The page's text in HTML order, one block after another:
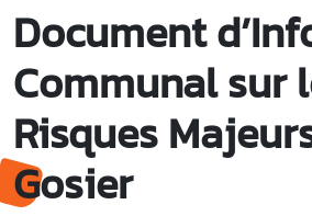
Document
Communal sur
Risques
Gosier